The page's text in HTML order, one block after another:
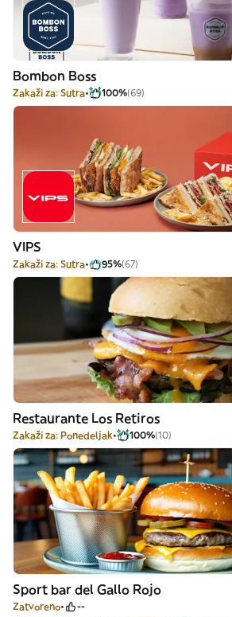
Bombon Boss
Zakaži za: Sutra 100%(69)
VIPS
Zakaži za: Sutra 95%(67)
Restaurante Los Retiros
Zakaži za: Ponedeljak 100%(10)
Sport bar del Gallo Rojo
Zatvoreno --